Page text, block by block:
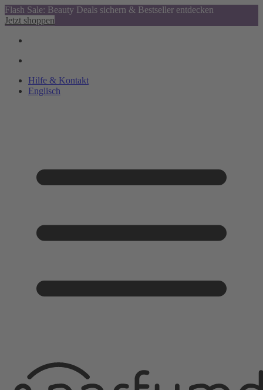
Flash Sale: Beauty Deals sichern & Bestseller entdecken
Jetzt shoppen
Hilfe & Kontakt
Englisch